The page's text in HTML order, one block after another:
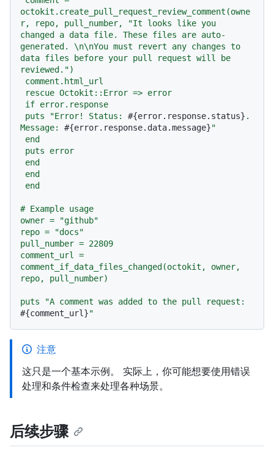
octokit.create_pull_request_review_comment(owne
r, repo, pull_number, "It looks like you
changed a data file. These files are auto-
generated. \n\nYou must revert any changes to
data files before your pull request will be
reviewed.")
puts "Error! Status: #{error.response.status} .
Message: #{error.response.data.message}"
# Example usage
owner = "github"
repo = "docs"
pull_number = 22809
comment_url =
comment_if_data_files_changed(octokit, owner,
repo, pull_number)
#{comment_url}
注意
这只是一个基本示例。 实际上，你可能想要使用错误
处理和条件检查来处理各种场景。
后续步骤